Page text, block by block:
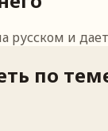
русском и
по